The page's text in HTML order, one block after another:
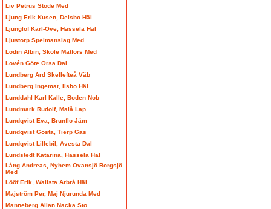
Liv Petrus Stöde Med
Ljung Erik Kusen, Delsbo Häl
Ljunglöf Karl-Ove, Hassela Häl
Ljustorp Spelmanslag Med
Lodin Albin, Sköle Matfors Med
Lovén Göte Orsa Dal
Lundberg Ard Skellefteå Väb
Lundberg Ingemar, Ilsbo Häl
Lunddahl Karl Kalle, Boden Nob
Lundmark Rudolf, Malå Lap
Lundqvist Eva, Brunflo Jäm
Lundqvist Gösta, Tierp Gäs
Lundqvist Lillebil, Avesta Dal
Lundstedt Katarina, Hassela Häl
Lång Andreas, Nyhem Ovansjö Borgsjö
Med
Lööf Erik, Wallsta Arbrå Häl
Majström Per, Maj Njurunda Med
Manneberg Allan Nacka Sto